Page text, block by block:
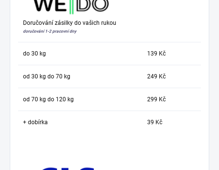
Doručování zásilky do vašich rukou
doručování 1-2 pracovní dny
do 30 kg 139 Kč
od 30 kg do 70 kg 249 Kč
od 70 kg do 120 kg 299 Kč
+ dobírka 39 Kč